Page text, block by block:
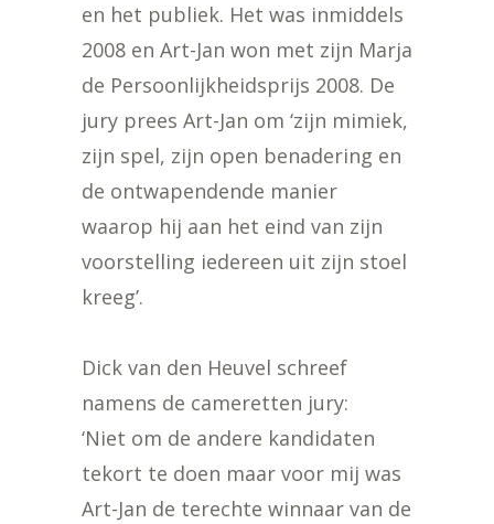
en het publiek. Het was inmiddels
2008 en Art-Jan won met zijn Marja
de Persoonlijkheidsprijs 2008. De
jury prees Art-Jan om ‘zijn mimiek,
zijn spel, zijn open benadering en
de ontwapendende manier
waarop hij aan het eind van zijn
voorstelling iedereen uit zijn stoel
kreeg’.
Dick van den Heuvel schreef
namens de cameretten jury:
‘Niet om de andere kandidaten
tekort te doen maar voor mij was
Art-Jan de terechte winnaar van de